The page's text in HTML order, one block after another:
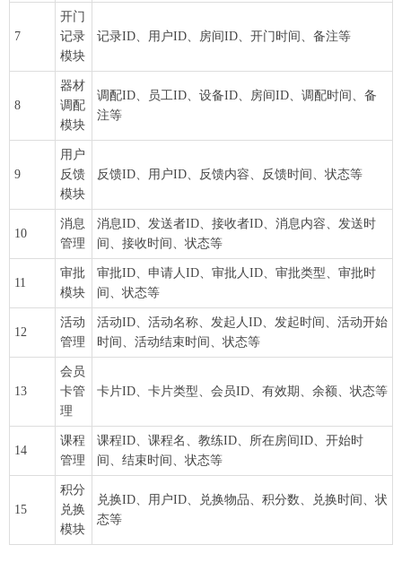
7
开门
记录
模块
记录ID、用户ID、房间ID、开门时间、备注等
8
器材
调配
模块
调配ID、员工ID、设备ID、房间ID、调配时间、备
注等
9
用户
反馈
模块
反馈ID、用户ID、反馈内容、反馈时间、状态等
10
消息
管理
消息ID、发送者ID、接收者ID、消息内容、发送时
间、接收时间、状态等
11
审批
模块
审批ID、申请人ID、审批人ID、审批类型、审批时
间、状态等
12
活动
管理
活动ID、活动名称、发起人ID、发起时间、活动开始
时间、活动结束时间、状态等
13
会员
卡管
理
卡片ID、卡片类型、会员ID、有效期、余额、状态等
14
课程
管理
课程ID、课程名、教练ID、所在房间ID、开始时
间、结束时间、状态等
15
积分
兑换
模块
兑换ID、用户ID、兑换物品、积分数、兑换时间、状
态等